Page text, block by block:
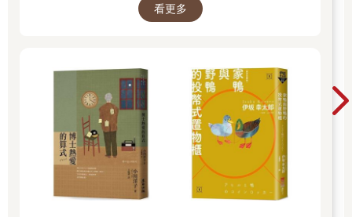
小說的一般部門，也設有翻譯小說部門與發掘部
店員的推薦，往往就能遇見一個令人捨不得闔上
看更多